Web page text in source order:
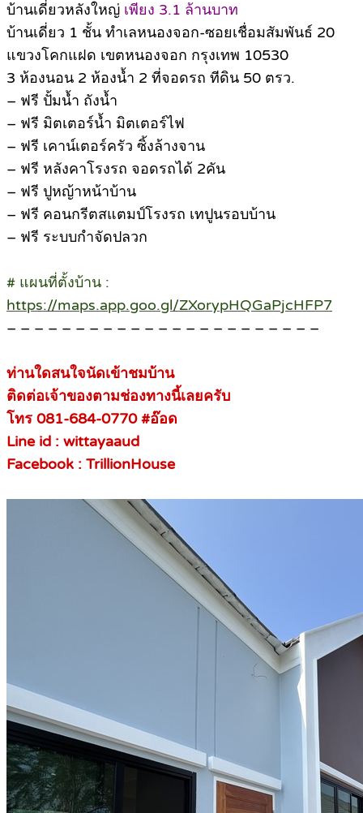
บ้านเดี่ยวหลังใหญ่ เพียง 3.1 ล้านบาท
บ้านเดี่ยว 1 ชั้น ทำเลหนองจอก-ซอยเชื่อมสัมพันธ์ 20
แขวงโคกแฝด เขตหนองจอก กรุงเทพ 10530
3 ห้องนอน 2 ห้องน้ำ 2 ที่จอดรถ ทีดิน 50 ตรว.
– ฟรี ปั้มน้ำ ถังน้ำ
– ฟรี มิตเตอร์น้ำ มิตเตอร์ไฟ
– ฟรี เคาน์เตอร์ครัว ซิ้งล้างจาน
– ฟรี หลังคาโรงรถ จอดรถได้ 2คัน
– ฟรี ปูหญ้าหน้าบ้าน
– ฟรี คอนกรีตสแตมป์โรงรถ เทปูนรอบบ้าน
– ฟรี ระบบกำจัดปลวก
# แผนที่ตั้งบ้าน :
https://maps.app.goo.gl/ZXorypHQGaPjcHFP7
– – – – – – – – – – – – – – – – – – – – – – –
ท่านใดสนใจนัดเข้าชมบ้าน
ติดต่อเจ้าของตามช่องทางนี้เลยครับ
โทร 081-684-0770 #อ๊อด
Line id : wittayaaud
Facebook : TrillionHouse